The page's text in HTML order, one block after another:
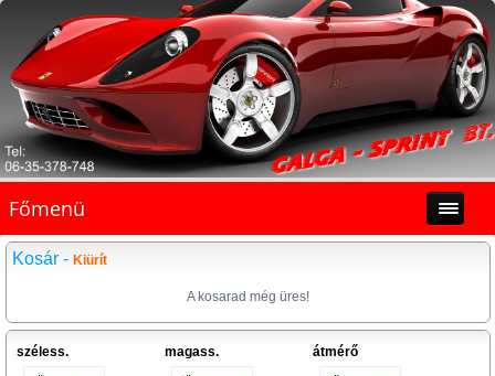
Főmenü
Kosár - Kiürít
A kosarad még üres!
széless. magass. átmérő